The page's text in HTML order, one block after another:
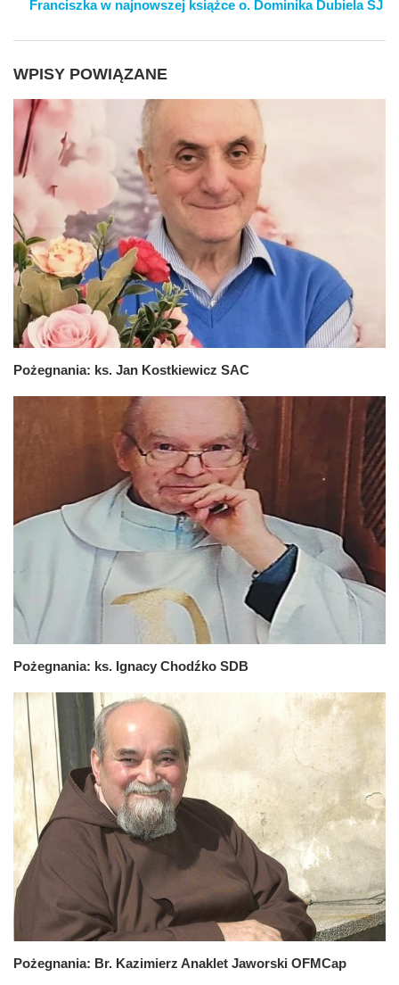
Franciszka w najnowszej książce o. Dominika Dubiela SJ
WPISY POWIĄZANE
Pożegnania: ks. Jan Kostkiewicz SAC
Pożegnania: ks. Ignacy Chodźko SDB
Pożegnania: Br. Kazimierz Anaklet Jaworski OFMCap